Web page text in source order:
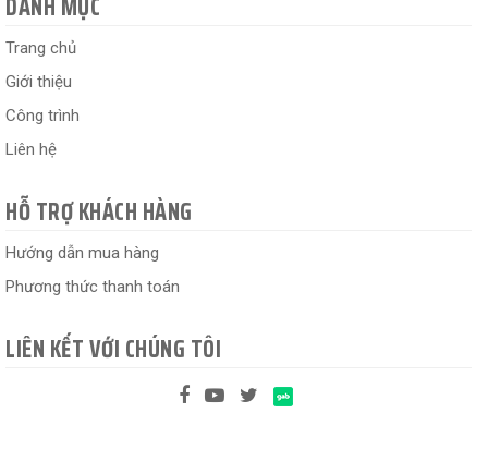
Trang chủ
Giới thiệu
Công trình
Liên hệ
HỖ TRỢ KHÁCH HÀNG
Hướng dẫn mua hàng
Phương thức thanh toán
LIÊN KẾT VỚI CHÚNG TÔI